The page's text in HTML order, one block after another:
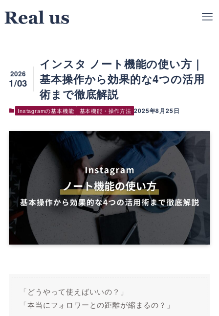
インスタ ノート機能の使い方｜
基本操作から効果的な4つの活用
術まで徹底解説
2026
1/03
Instagramの基本機能 基本機能・操作方法 2025年8月25日
「どうやって使えばいいの？」
「本当にフォロワーとの距離が縮まるの？」